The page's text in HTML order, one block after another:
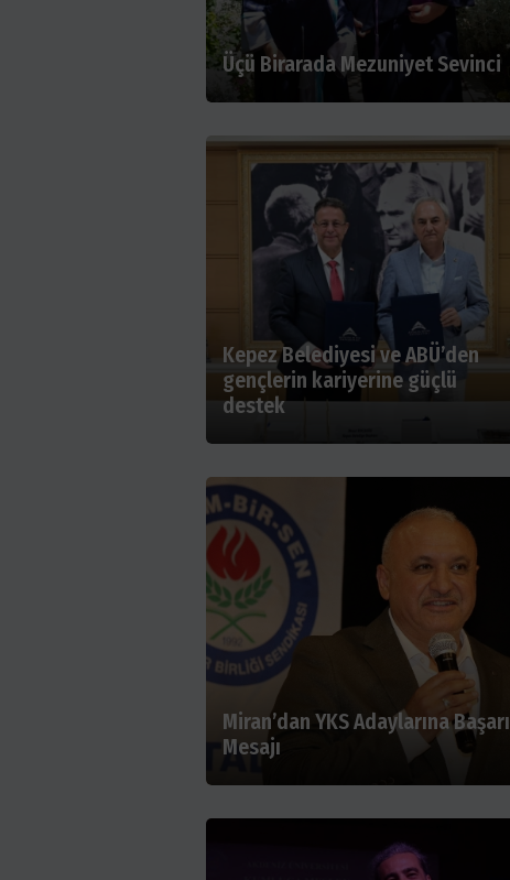
Üçü Birarada Mezuniyet Sevinci
Kepez Belediyesi ve ABÜ’den
gençlerin kariyerine güçlü
destek
Miran’dan YKS Adaylarına Başarı
Mesajı